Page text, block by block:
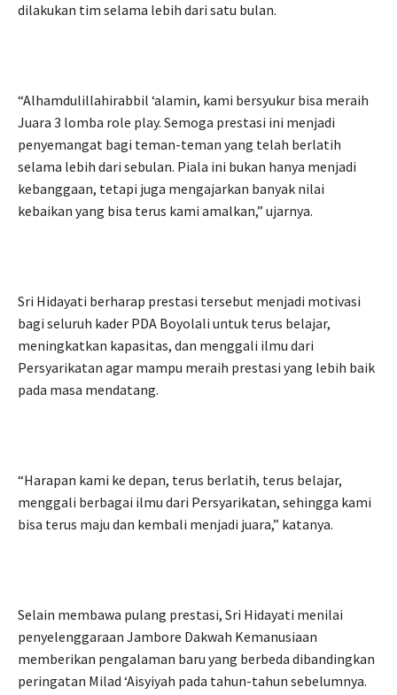
dilakukan tim selama lebih dari satu bulan.
“Alhamdulillahirabbil ‘alamin, kami bersyukur bisa meraih
Juara 3 lomba role play. Semoga prestasi ini menjadi
penyemangat bagi teman-teman yang telah berlatih
selama lebih dari sebulan. Piala ini bukan hanya menjadi
kebanggaan, tetapi juga mengajarkan banyak nilai
kebaikan yang bisa terus kami amalkan,” ujarnya.
Sri Hidayati berharap prestasi tersebut menjadi motivasi
bagi seluruh kader PDA Boyolali untuk terus belajar,
meningkatkan kapasitas, dan menggali ilmu dari
Persyarikatan agar mampu meraih prestasi yang lebih baik
pada masa mendatang.
“Harapan kami ke depan, terus berlatih, terus belajar,
menggali berbagai ilmu dari Persyarikatan, sehingga kami
bisa terus maju dan kembali menjadi juara,” katanya.
Selain membawa pulang prestasi, Sri Hidayati menilai
penyelenggaraan Jambore Dakwah Kemanusiaan
memberikan pengalaman baru yang berbeda dibandingkan
peringatan Milad ‘Aisyiyah pada tahun-tahun sebelumnya.